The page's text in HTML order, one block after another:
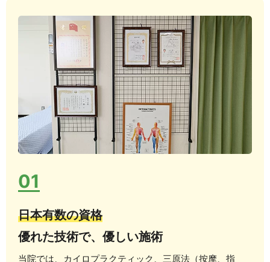
01
日本有数の資格
優れた技術で、優しい施術
当院では、カイロプラクティック、三原法（按摩、指